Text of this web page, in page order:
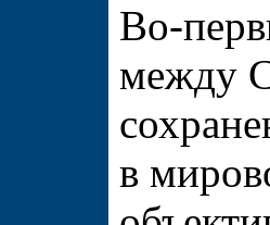
Во-
между
в